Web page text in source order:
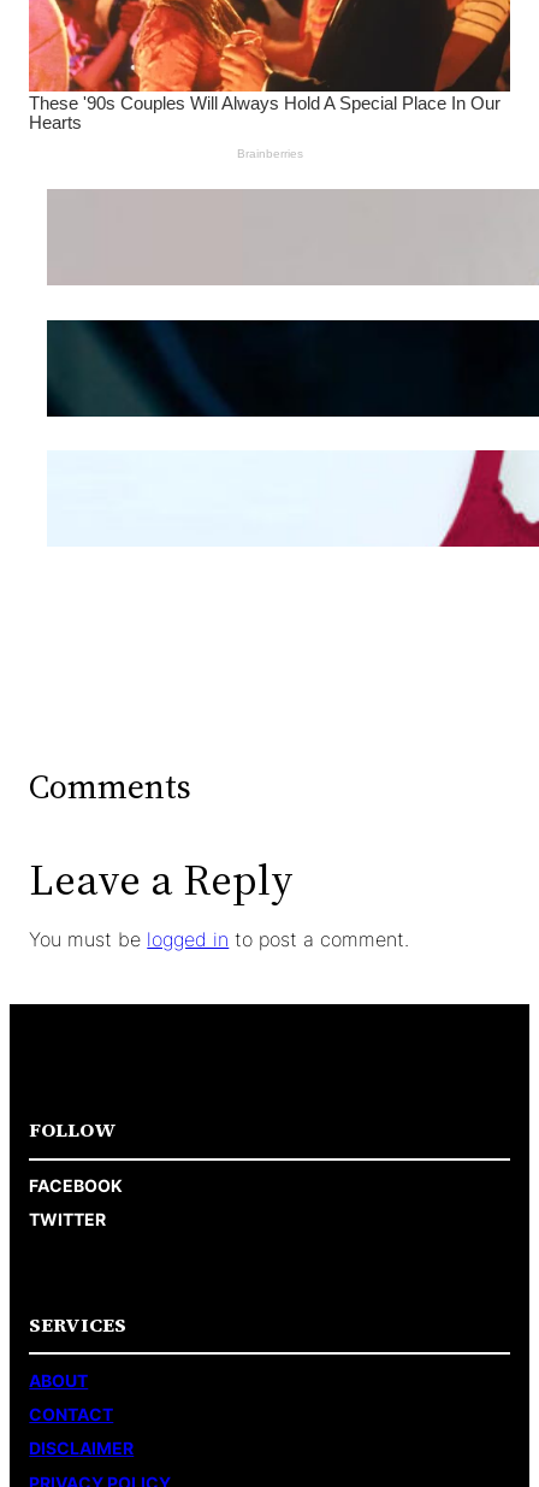
Wanita Pamer Pakaian
Kepribadian
Mengintip Kepribadian
Wanita Dari Warna Bra
Comments
Leave a Reply
You must be logged in to post a comment.
FOLLOW
FACEBOOK
TWITTER
SERVICES
ABOUT
CONTACT
DISCLAIMER
PRIVACY POLICY